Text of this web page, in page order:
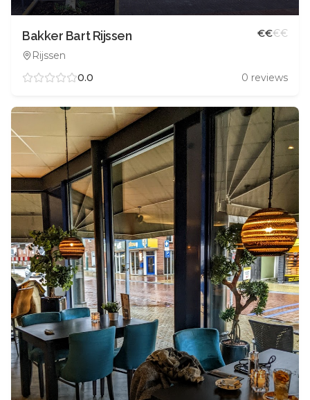
Bakker Bart Rijssen
Rijssen
€€€€
0.0 0 reviews